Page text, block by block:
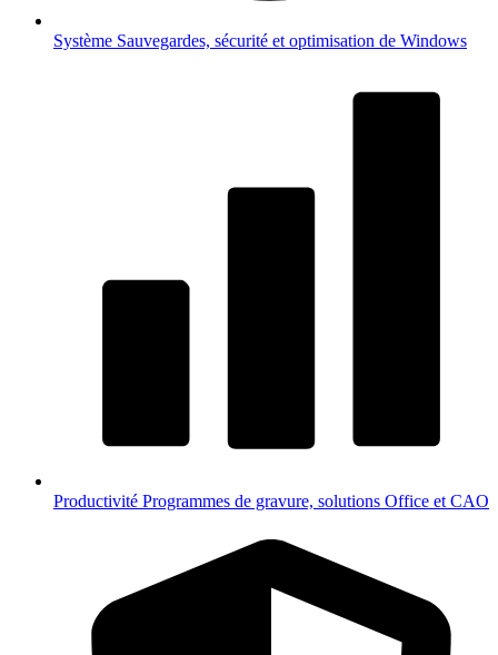
Système Sauvegardes, sécurité et optimisation de Windows
Productivité Programmes de gravure, solutions Office et CAO